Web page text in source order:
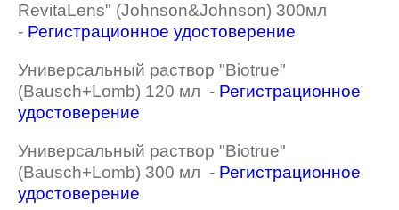
RevitaLens" (Johnson&Johnson) 300мл
- Регистрационное удостоверение
Универсальный раствор "Biotrue"
(Bausch+Lomb) 120 мл - Регистрационное
удостоверение
Универсальный раствор "Biotrue"
(Bausch+Lomb) 300 мл - Регистрационное
удостоверение